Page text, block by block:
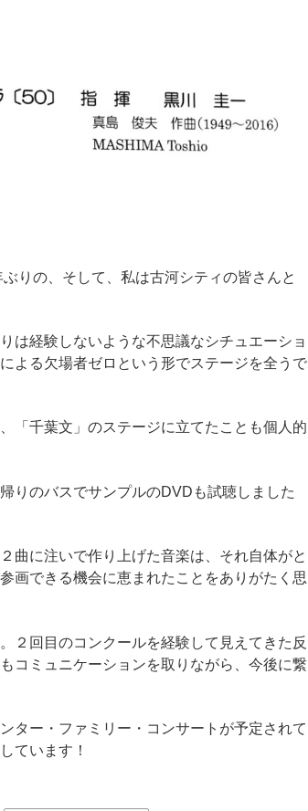
りの、そして、私は古河シティの皆さんと
は経験しないような不思議なシチュエーショ
よる欠場者ゼロという形でステージを全うで
「千葉文」のステージに立てたことも個人的
りのバスでサンプルのDVDも試聴しました
曲に注いで作り上げた音楽は、それ自体がと
画できる機会に恵まれたことをありがたく思
２回目のコンクールを経験して見えてきた反
コミュニケーションを取りながら、今後に繋
ター・ファミリー・コンサートが予定されて
ています！